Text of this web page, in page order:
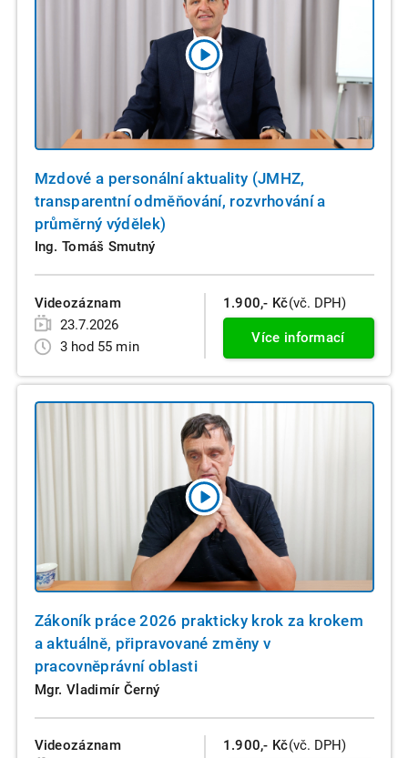
Mzdové a personální aktuality (JMHZ,
transparentní odměňování, rozvrhování a
průměrný výdělek)
Ing. Tomáš Smutný
Videozáznam
23.7.2026
3 hod 55 min
1.900,- Kč(vč. DPH)
Více informací
Zákoník práce 2026 prakticky krok za krokem
a aktuálně, připravované změny v
pracovněprávní oblasti
Mgr. Vladimír Černý
Videozáznam
1.900,- Kč(vč. DPH)